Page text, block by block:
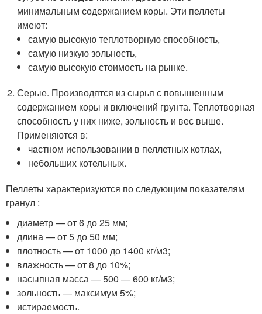
минимальным содержанием коры. Эти пеллеты
имеют:
самую высокую теплотворную способность,
самую низкую зольность,
самую высокую стоимость на рынке.
Серые. Производятся из сырья с повышенным
содержанием коры и включений грунта. Теплотворная
способность у них ниже, зольность и вес выше.
Применяются в:
частном использовании в пеллетных котлах,
небольших котельных.
Пеллеты характеризуются по следующим показателям
гранул :
диаметр — от 6 до 25 мм;
длина — от 5 до 50 мм;
плотность — от 1000 до 1400 кг/м3;
влажность — от 8 до 10%;
насыпная масса — 500 — 600 кг/м3;
зольность — максимум 5%;
истираемость.